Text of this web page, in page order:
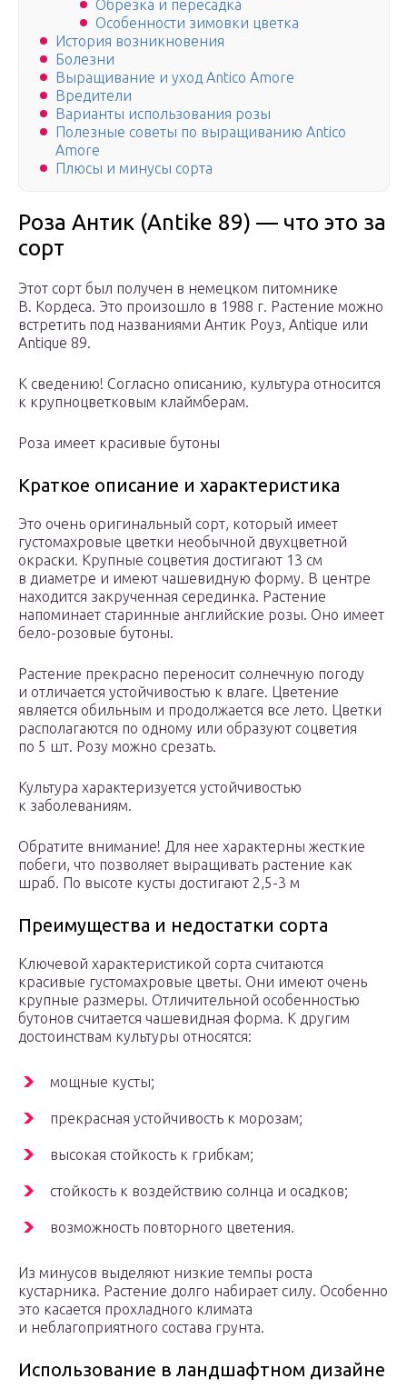
Обрезка и пересадка
Особенности зимовки цветка
История возникновения
Болезни
Выращивание и уход Antico Amore
Вредители
Варианты использования розы
Полезные советы по выращиванию Antico
Amore
Плюсы и минусы сорта
Роза Антик (Antike 89) — что это за
сорт
Этот сорт был получен в немецком питомнике
В. Кордеса. Это произошло в 1988 г. Растение можно
встретить под названиями Антик Роуз, Antique или
Antique 89.
К сведению! Согласно описанию, культура относится
к крупноцветковым клаймберам.
Роза имеет красивые бутоны
Краткое описание и характеристика
Это очень оригинальный сорт, который имеет
густомахровые цветки необычной двухцветной
окраски. Крупные соцветия достигают 13 см
в диаметре и имеют чашевидную форму. В центре
находится закрученная серединка. Растение
напоминает старинные английские розы. Оно имеет
бело-розовые бутоны.
Растение прекрасно переносит солнечную погоду
и отличается устойчивостью к влаге. Цветение
является обильным и продолжается все лето. Цветки
располагаются по одному или образуют соцветия
по 5 шт. Розу можно срезать.
Культура характеризуется устойчивостью
к заболеваниям.
Обратите внимание! Для нее характерны жесткие
побеги, что позволяет выращивать растение как
шраб. По высоте кусты достигают 2,5-3 м
Преимущества и недостатки сорта
Ключевой характеристикой сорта считаются
красивые густомахровые цветы. Они имеют очень
крупные размеры. Отличительной особенностью
бутонов считается чашевидная форма. К другим
достоинствам культуры относятся:
мощные кусты;
прекрасная устойчивость к морозам;
высокая стойкость к грибкам;
стойкость к воздействию солнца и осадков;
возможность повторного цветения.
Из минусов выделяют низкие темпы роста
кустарника. Растение долго набирает силу. Особенно
это касается прохладного климата
и неблагоприятного состава грунта.
Использование в ландшафтном дизайне